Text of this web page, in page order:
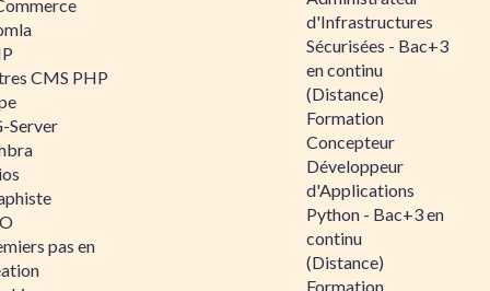
CMS PHP
Server
pas en
d'Infrastructures
Sécurisées - Bac+3
en continu
(Distance)
Formation
Concepteur
Développeur
d'Applications
Python - Bac+3 en
continu
(Distance)
Formation